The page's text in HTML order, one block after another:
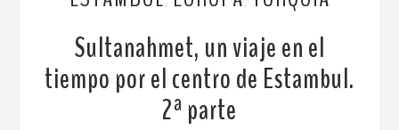
Sultanahmet, un viaje en el
tiempo por el centro de Estambul.
2ª parte